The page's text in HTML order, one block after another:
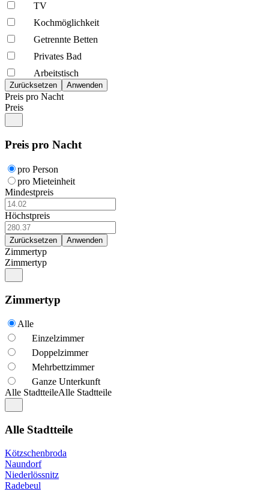
TV
Kochmöglich­keit
Getrennte Betten
Privates Bad
Arbeitstisch
Preis pro Nacht
Preis
Preis pro Nacht
pro Person
pro Mieteinheit
Mindestpreis
Höchstpreis
Zimmertyp
Zimmertyp
Zimmertyp
Alle
Einzelzimmer
Doppelzimmer
Mehrbettzimmer
Ganze Unterkunft
Alle StadtteileAlle Stadtteile
Alle Stadtteile
Kötzschenbroda
Naundorf
Niederlössnitz
Radebeul